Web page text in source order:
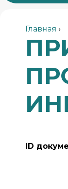
Главная ›
ID